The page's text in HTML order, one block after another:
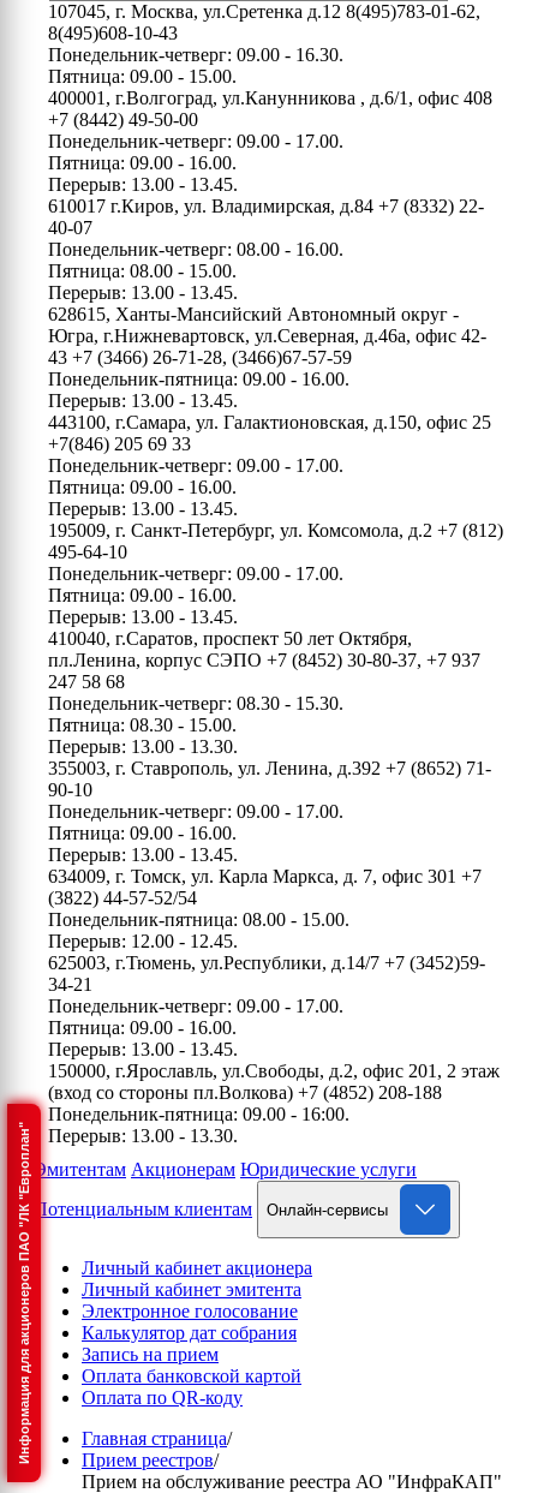
Информация для акционеров ПАО "ЛК "Европлан"
107045, г. Москва, ул.Сретенка д.12 8(495)783-01-62,
8(495)608-10-43
Понедельник-четверг: 09.00 - 16.30.
Пятница: 09.00 - 15.00.
400001, г.Волгоград, ул.Канунникова , д.6/1, офис 408
+7 (8442) 49-50-00
Понедельник-четверг: 09.00 - 17.00.
Пятница: 09.00 - 16.00.
Перерыв: 13.00 - 13.45.
610017 г.Киров, ул. Владимирская, д.84 +7 (8332) 22-
40-07
Понедельник-четверг: 08.00 - 16.00.
Пятница: 08.00 - 15.00.
Перерыв: 13.00 - 13.45.
628615, Ханты-Мансийский Автономный округ -
Югра, г.Нижневартовск, ул.Северная, д.46а, офис 42-
43 +7 (3466) 26-71-28, (3466)67-57-59
Понедельник-пятница: 09.00 - 16.00.
Перерыв: 13.00 - 13.45.
443100, г.Самара, ул. Галактионовская, д.150, офис 25
+7(846) 205 69 33
Понедельник-четверг: 09.00 - 17.00.
Пятница: 09.00 - 16.00.
Перерыв: 13.00 - 13.45.
195009, г. Санкт-Петербург, ул. Комсомола, д.2 +7 (812)
495-64-10
Понедельник-четверг: 09.00 - 17.00.
Пятница: 09.00 - 16.00.
Перерыв: 13.00 - 13.45.
410040, г.Саратов, проспект 50 лет Октября,
пл.Ленина, корпус СЭПО +7 (8452) 30-80-37, +7 937
247 58 68
Понедельник-четверг: 08.30 - 15.30.
Пятница: 08.30 - 15.00.
Перерыв: 13.00 - 13.30.
355003, г. Ставрополь, ул. Ленина, д.392 +7 (8652) 71-
90-10
Понедельник-четверг: 09.00 - 17.00.
Пятница: 09.00 - 16.00.
Перерыв: 13.00 - 13.45.
634009, г. Томск, ул. Карла Маркса, д. 7, офис 301 +7
(3822) 44-57-52/54
Понедельник-пятница: 08.00 - 15.00.
Перерыв: 12.00 - 12.45.
625003, г.Тюмень, ул.Республики, д.14/7 +7 (3452)59-
34-21
Понедельник-четверг: 09.00 - 17.00.
Пятница: 09.00 - 16.00.
Перерыв: 13.00 - 13.45.
150000, г.Ярославль, ул.Свободы, д.2, офис 201, 2 этаж
(вход со стороны пл.Волкова) +7 (4852) 208-188
Понедельник-пятница: 09.00 - 16:00.
Перерыв: 13.00 - 13.30.
Эмитентам Акционерам Юридические услуги
Потенциальным клиентам
Онлайн-сервисы
Личный кабинет акционера
Личный кабинет эмитента
Электронное голосование
Калькулятор дат собрания
Запись на прием
Оплата банковской картой
Оплата по QR-коду
Главная страница/
Прием реестров/
Прием на обслуживание реестра АО "ИнфраКАП"